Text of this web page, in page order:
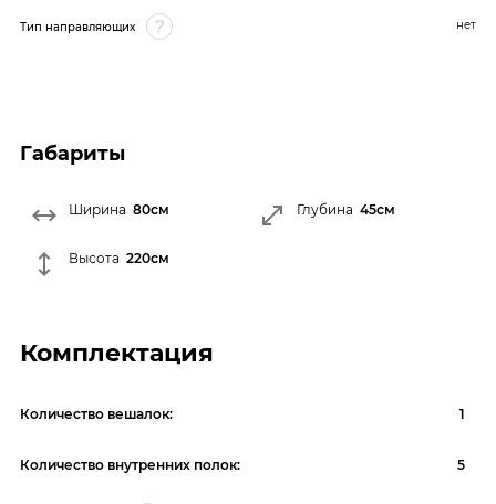
Тип направляющих нет
Габариты
Ширина 80см Глубина 45см
Высота 220см
Комплектация
Количество вешалок: 1
Количество внутренних полок: 5